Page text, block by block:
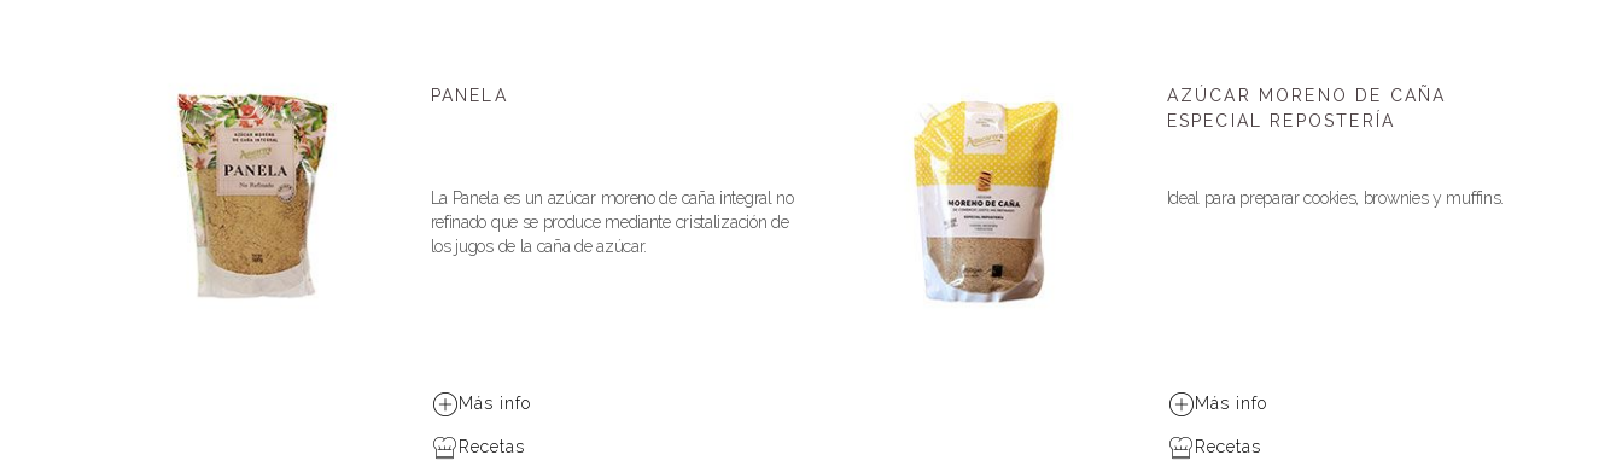
PANELA
La Panela es un azúcar moreno de caña integral no
refinado que se produce mediante cristalización de
los jugos de la caña de azúcar.
Más info
Recetas
AZÚCAR MORENO DE CAÑA
ESPECIAL REPOSTERÍA
Ideal para preparar cookies, brownies y muffins.
Más info
Recetas